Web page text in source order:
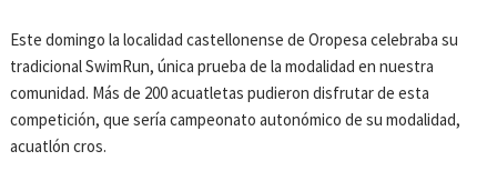
Este domingo la localidad castellonense de Oropesa celebraba su
tradicional SwimRun, única prueba de la modalidad en nuestra
comunidad. Más de 200 acuatletas pudieron disfrutar de esta
competición, que sería campeonato autonómico de su modalidad,
acuatlón cros.